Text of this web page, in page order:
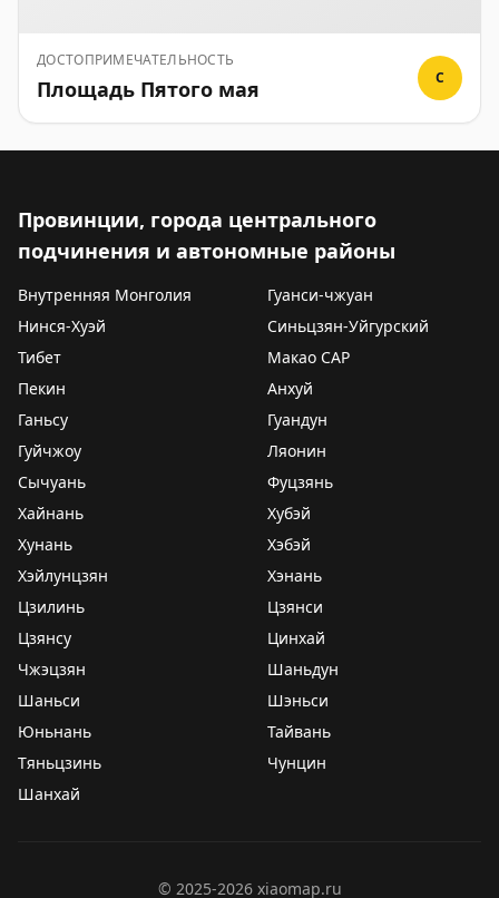
ДОСТОПРИМЕЧАТЕЛЬНОСТЬ
Площадь Пятого мая C
Провинции, города центрального
подчинения и автономные районы
Внутренняя Монголия
Гуанси-чжуан
Нинся-Хуэй
Синьцзян-Уйгурский
Тибет
Макао САР
Пекин
Анхуй
Ганьсу
Гуандун
Гуйчжоу
Ляонин
Сычуань
Фуцзянь
Хайнань
Хубэй
Хунань
Хэбэй
Хэйлунцзян
Хэнань
Цзилинь
Цзянси
Цзянсу
Цинхай
Чжэцзян
Шаньдун
Шаньси
Шэньси
Юньнань
Тайвань
Тяньцзинь
Чунцин
Шанхай
© 2025-2026 xiaomap.ru